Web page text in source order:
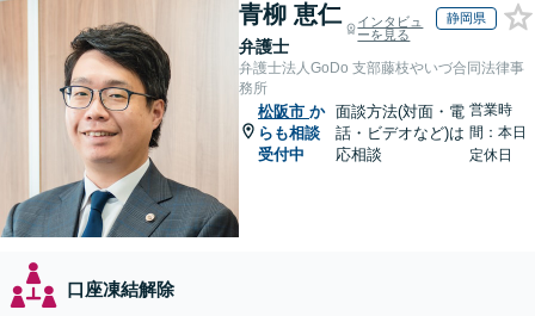
青柳 恵仁
弁護士
インタビュ
ーを見る
静岡県
弁護士法人GoDo 支部藤枝やいづ合同法律事
務所
松阪市 か
らも相談
受付中
面談方法(対面・電
話・ビデオなど)は
応相談
営業時
間：本日
定休日
口座凍結解除